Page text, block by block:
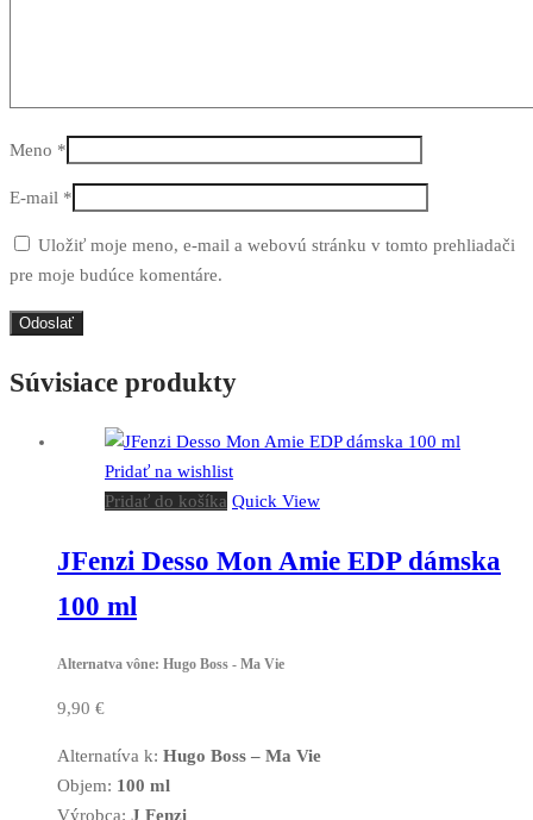
Meno *
E-mail *
Uložiť moje meno, e-mail a webovú stránku v tomto prehliadači
pre moje budúce komentáre.
Súvisiace produkty
Pridať na wishlist
Pridať do košíka Quick View
JFenzi Desso Mon Amie EDP dámska
100 ml
Alternatva vône: Hugo Boss - Ma Vie
9,90 €
Alternatíva k: Hugo Boss – Ma Vie
Objem: 100 ml
Výrobca: J Fenzi